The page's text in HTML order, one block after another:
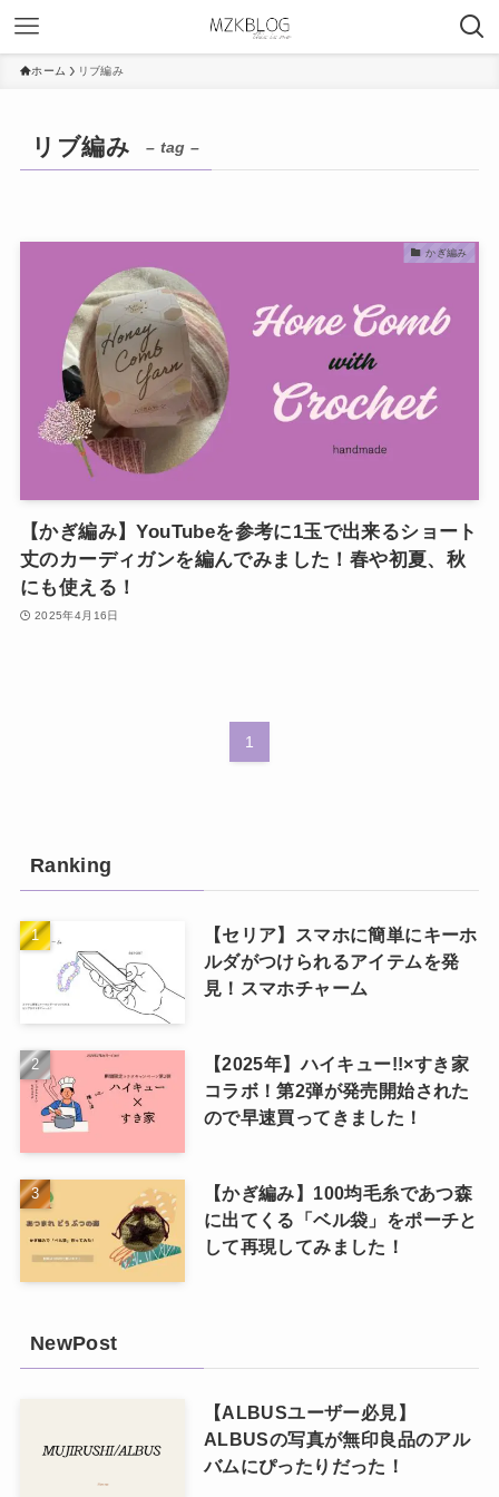
ホーム リブ編み
リブ編み – tag –
かぎ編み
【かぎ編み】YouTubeを参考に1玉で出来るショート
丈のカーディガンを編んでみました！春や初夏、秋
にも使える！
2025年4月16日
1
Ranking
【セリア】スマホに簡単にキーホ
ルダがつけられるアイテムを発
見！スマホチャーム
【2025年】ハイキュー!!×すき家
コラボ！第2弾が発売開始された
ので早速買ってきました！
【かぎ編み】100均毛糸であつ森
に出てくる「ベル袋」をポーチと
して再現してみました！
NewPost
【ALBUSユーザー必見】
ALBUSの写真が無印良品のアル
バムにぴったりだった！